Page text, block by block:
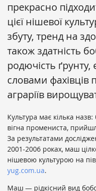
прекрасно
цієї нішевої
збуту, тренд на
також здатність
родючість
словами фахівців
аграріїв
Культура має кілька
вігна промениста,
За результатами
2001-2006 роках, маш
нішевою культурою на
yug.com.ua.
Маш — рідкісний вид